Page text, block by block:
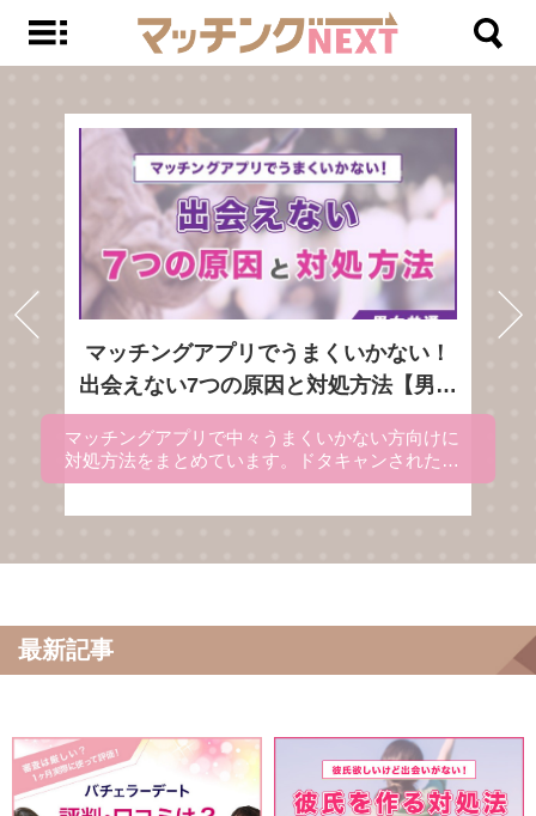
マッチングアプリでうまくいかない！
出会えない7つの原因と対処方法【男女
共通】
マッチングアプリで中々うまくいかない方向けに
対処方法をまとめています。ドタキャンされた時
やマッチングアプリに疲れた時の対処方法も記載
最新記事